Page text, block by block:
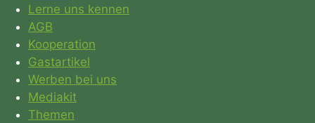
Lerne uns kennen
AGB
Kooperation
Gastartikel
Werben bei uns
Mediakit
Themen